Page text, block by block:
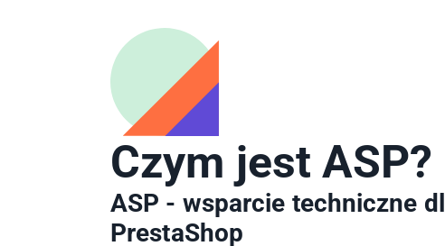
Czym jest ASP?
ASP - wsparcie techniczne
PrestaShop